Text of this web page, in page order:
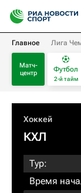
Главное Лига
Матч-
центр
Футбол
2-й тайм
Хоккей
КХЛ
Тур:
Время